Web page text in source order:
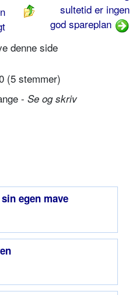
sultetid er ingen
god spareplan
denne side
(5 stemmer)
- Se og skriv
egen mave